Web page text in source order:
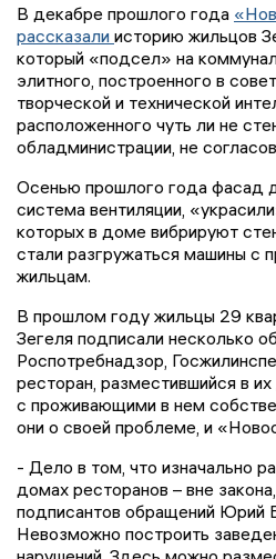
В декабре прошлого года
рассказали историю жильцов
который «подсел» на
элитного, построенного в
творческой и технической
расположенного чуть ли не
обладминистрации, не
Осенью прошлого года фасад
система вентиляции,
которых в доме вибрируют
стали разгружаться машины с
жильцам.
В прошлом году жильцы 29
Зегеля подписали несколько
Роспотребнадзор,
ресторан, разместившийся в
с проживающими в нем
они о своей проблеме, и
- Дело в том, что изначально
домах ресторанов – вне
подписантов обращений Юрий
Невозможно построить